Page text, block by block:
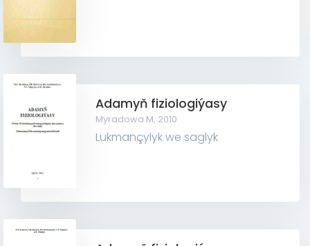
Adamyň fiziologiýasy
Myradowa M, 2010
Lukmançylyk we saglyk